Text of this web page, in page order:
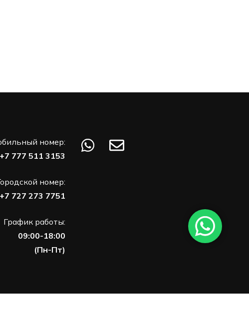
номер:
+7 777 511 3153
номер:
+7 727 273 7751
График работы:
09:00-18:00
(Пн-Пт)